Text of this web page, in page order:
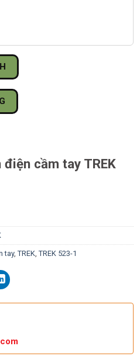
cầm tay TREK
tay, TREK, TREK 523-1